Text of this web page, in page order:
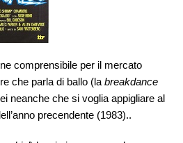
comprensibile per il mercato
che parla di ballo (la breakdance
neanche che si voglia appigliare al
precendente (1983)..